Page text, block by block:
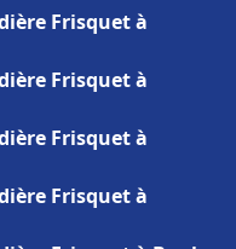
Frisquet à
Frisquet à
Frisquet à
Frisquet à